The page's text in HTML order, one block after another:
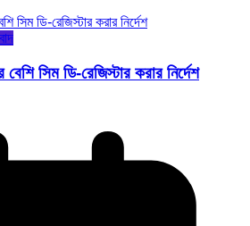
সিম ডি-রেজিস্টার করার নির্দেশ